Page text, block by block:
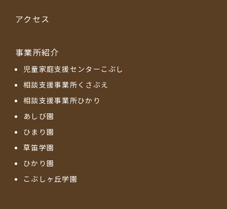
アクセス
事業所紹介
児童家庭支援センターこぶし
相談支援事業所くさぶえ
相談支援事業所ひかり
あしび園
ひまり園
草笛学園
ひかり園
こぶしヶ丘学園